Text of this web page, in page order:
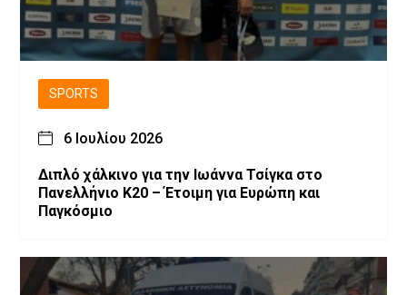
SPORTS
6 Ιουλίου 2026
Διπλό χάλκινο για την Ιωάννα Τσίγκα στο
Πανελλήνιο Κ20 – Έτοιμη για Ευρώπη και
Παγκόσμιο